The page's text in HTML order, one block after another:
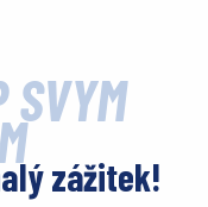
SVÝM
zážitek!